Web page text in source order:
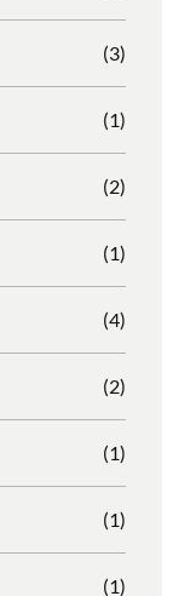
(3)
(1)
(2)
(1)
(4)
(2)
(1)
(1)
(1)